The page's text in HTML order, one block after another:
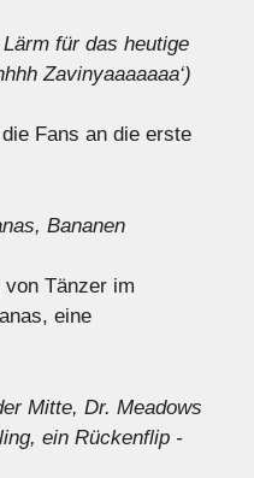
für das heutige
Zavinyaaaaaaa‘)
Fans an die erste
Bananen
von Tänzer im
eine
Mitte, Dr. Meadows
ein Rückenflip -